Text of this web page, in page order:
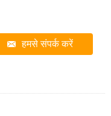
हमसे संपर्क करें